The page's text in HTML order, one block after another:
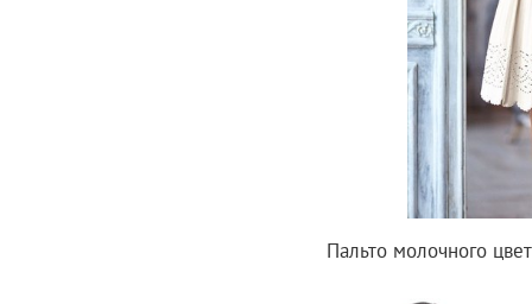
Пальто молочного